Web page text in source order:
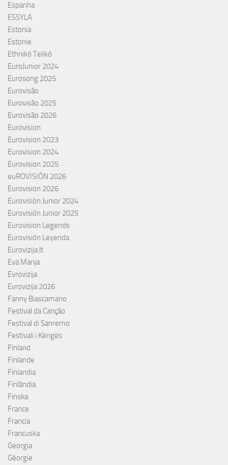
Espanha
ESSYLA
Estonia
Estonie
Ethnikó Telikó
EuroJunior 2024
Eurosong 2025
Eurovisão
Eurovisão 2025
Eurovisão 2026
Eurovision
Eurovision 2023
Eurovision 2024
Eurovision 2025
euROVISIÓN 2026
Eurovision 2026
Eurovisión Junior 2024
Eurovisión Junior 2025
Eurovision Legends
Eurovisión Leyenda
Eurovizija.lt
Eva Marija
Evrovizija
Evrovizija 2026
Fanny Biascamano
Festival da Canção
Festival di Sanremo
Festivali i Këngës
Finland
Finlande
Finlandia
Finlândia
Finska
France
Francia
Francuska
Georgia
Géorgie